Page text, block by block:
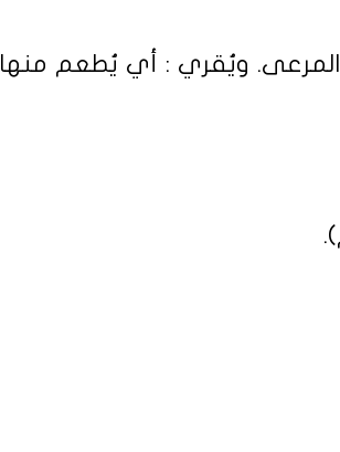
المرعى. ويُقري : أي يُطعم منها